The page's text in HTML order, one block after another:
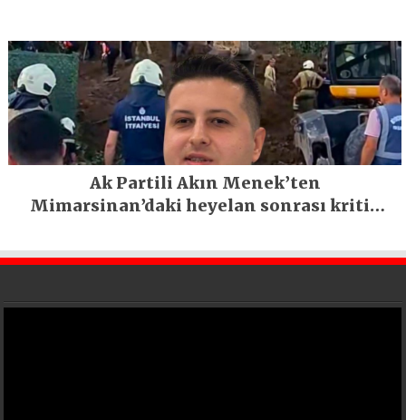
Ak Partili Akın Menek’ten
Mimarsinan’daki heyelan sonrası kritik